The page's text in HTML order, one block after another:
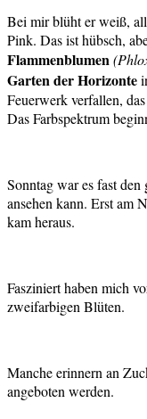
Bei mir blüht er weiß,
Pink. Das ist hübsch,
Flammenblumen
Garten der Horizonte
Feuerwerk verfallen,
Das Farbspektrum
Sonntag war es fast
ansehen kann. Erst am
kam heraus.
Fasziniert haben mich
zweifarbigen Blüten.
Manche erinnern an
angeboten werden.